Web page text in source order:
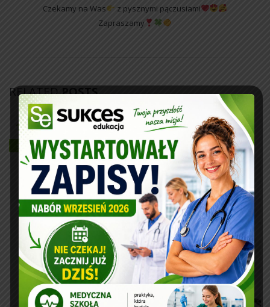
Czekamy na Was
z pysznymi pączusiami
Zapraszamy
RELATEDPOSTS
10 BONY za ZAPISY – edycja 2022!